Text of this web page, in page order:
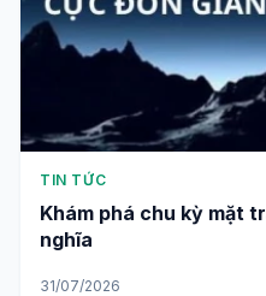
TIN TỨC
Khám phá chu kỳ mặt
nghĩa
31/07/2026